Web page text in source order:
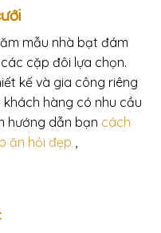
mẫu nhà bạt đám
cặp đôi lựa chọn.
kế và gia công riêng
hàng có nhu cầu
hướng dẫn bạn cách
ăn hỏi đẹp ,